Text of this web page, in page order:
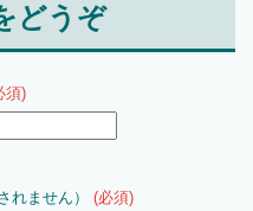
どうぞ
須)
れません） (必須)